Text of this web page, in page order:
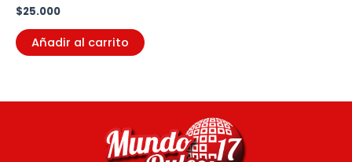
$25.000
Añadir al carrito